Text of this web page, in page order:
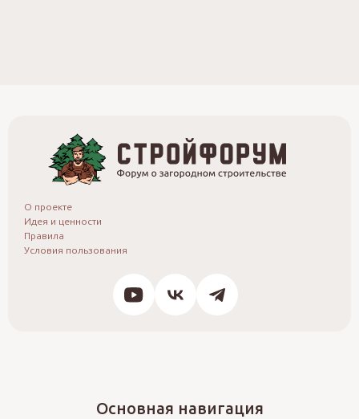
О проекте
Идея и ценности
Правила
Условия пользования
Основная навигация